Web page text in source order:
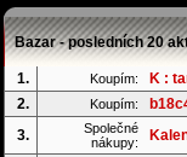
Bazar - posledních 20
1. Koupím: K :
2. Koupím:
3.
Společné
nákupy: